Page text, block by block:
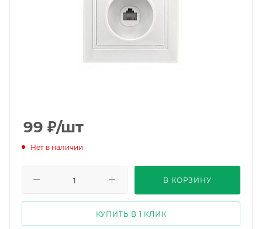
99 ₽/шт
Нет в наличии
В КОРЗИНУ
КУПИТЬ В 1 КЛИК